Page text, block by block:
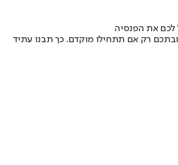
לכם את הפנסיה
רק אם תתחילו מוקדם. כך תבנו עתיד